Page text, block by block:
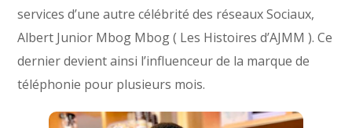
services d’une autre célébrité des réseaux Sociaux,
Albert Junior Mbog Mbog ( Les Histoires d’AJMM ). Ce
dernier devient ainsi l’influenceur de la marque de
téléphonie pour plusieurs mois.